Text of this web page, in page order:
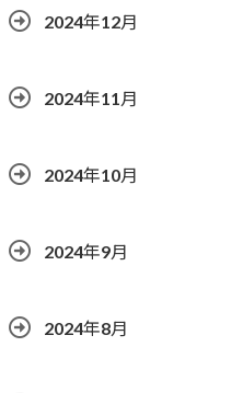
2024年12月
2024年11月
2024年10月
2024年9月
2024年8月